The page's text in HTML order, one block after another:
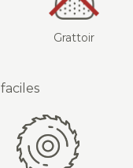
Grattoir